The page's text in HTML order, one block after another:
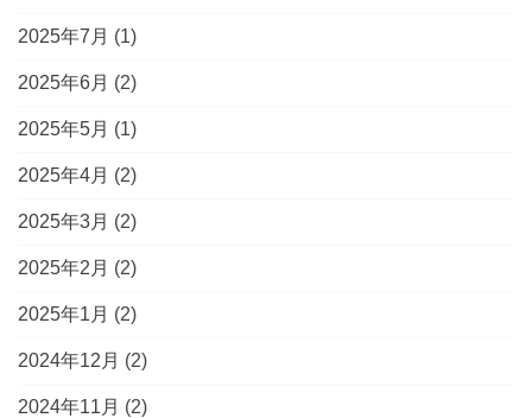
2025年7月 (1)
2025年6月 (2)
2025年5月 (1)
2025年4月 (2)
2025年3月 (2)
2025年2月 (2)
2025年1月 (2)
2024年12月 (2)
2024年11月 (2)